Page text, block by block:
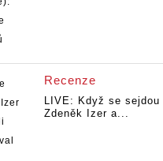
Recenze
LIVE: Když se sejdou
Zdeněk Izer a...